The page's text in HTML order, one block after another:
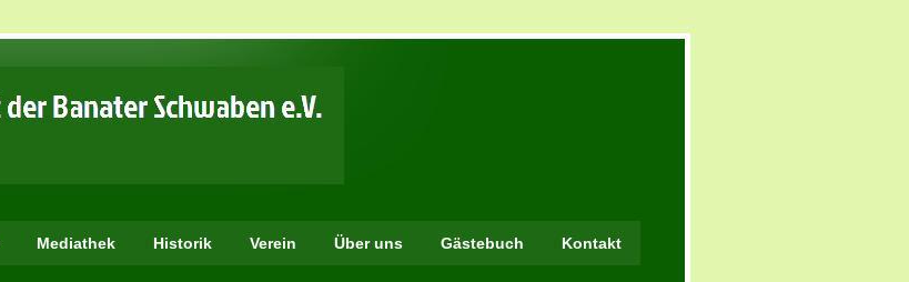
Mediathek Historik Verein Über uns Gästebuch Kontakt